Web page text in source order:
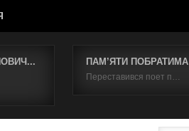
ПАМ’ЯТИ ПОБРАТИМА
Переставився поет п…